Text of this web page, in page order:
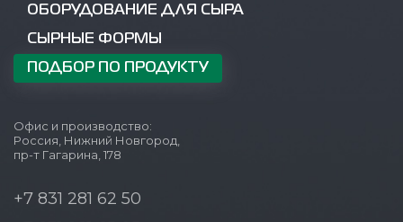
ОБОРУДОВАНИЕ ДЛЯ СЫРА
СЫРНЫЕ ФОРМЫ
ПОДБОР ПО ПРОДУКТУ
Офис и производство:
Россия, Нижний Новгород,
пр-т Гагарина, 178
+7 831 281 62 50